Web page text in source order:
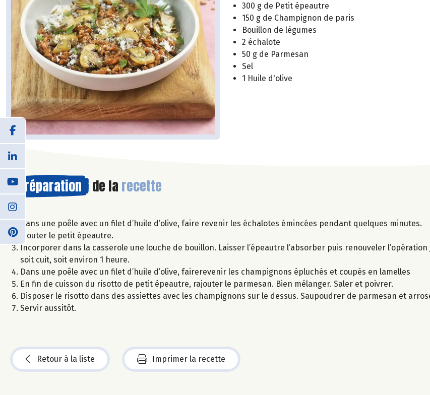
300 g de Petit épeautre
150 g de Champignon de paris
Bouillon de légumes
2 échalote
50 g de Parmesan
Sel
1 Huile d'olive
Préparation de la recette
Dans une poêle avec un filet d’huile d’olive, faire revenir les échalotes émincées pendant quelques minutes.
Ajouter le petit épeautre.
Incorporer dans la casserole une louche de bouillon. Laisser l’épeautre l’absorber puis renouveler l’opération
soit cuit, soit environ 1 heure.
Dans une poêle avec un filet d’huile d’olive, fairerevenir les champignons épluchés et coupés en lamelles
En fin de cuisson du risotto de petit épeautre, rajouter le parmesan. Bien mélanger. Saler et poivrer.
Disposer le risotto dans des assiettes avec les champignons sur le dessus. Saupoudrer de parmesan et
Servir aussitôt.
Retour à la liste Imprimer la recette